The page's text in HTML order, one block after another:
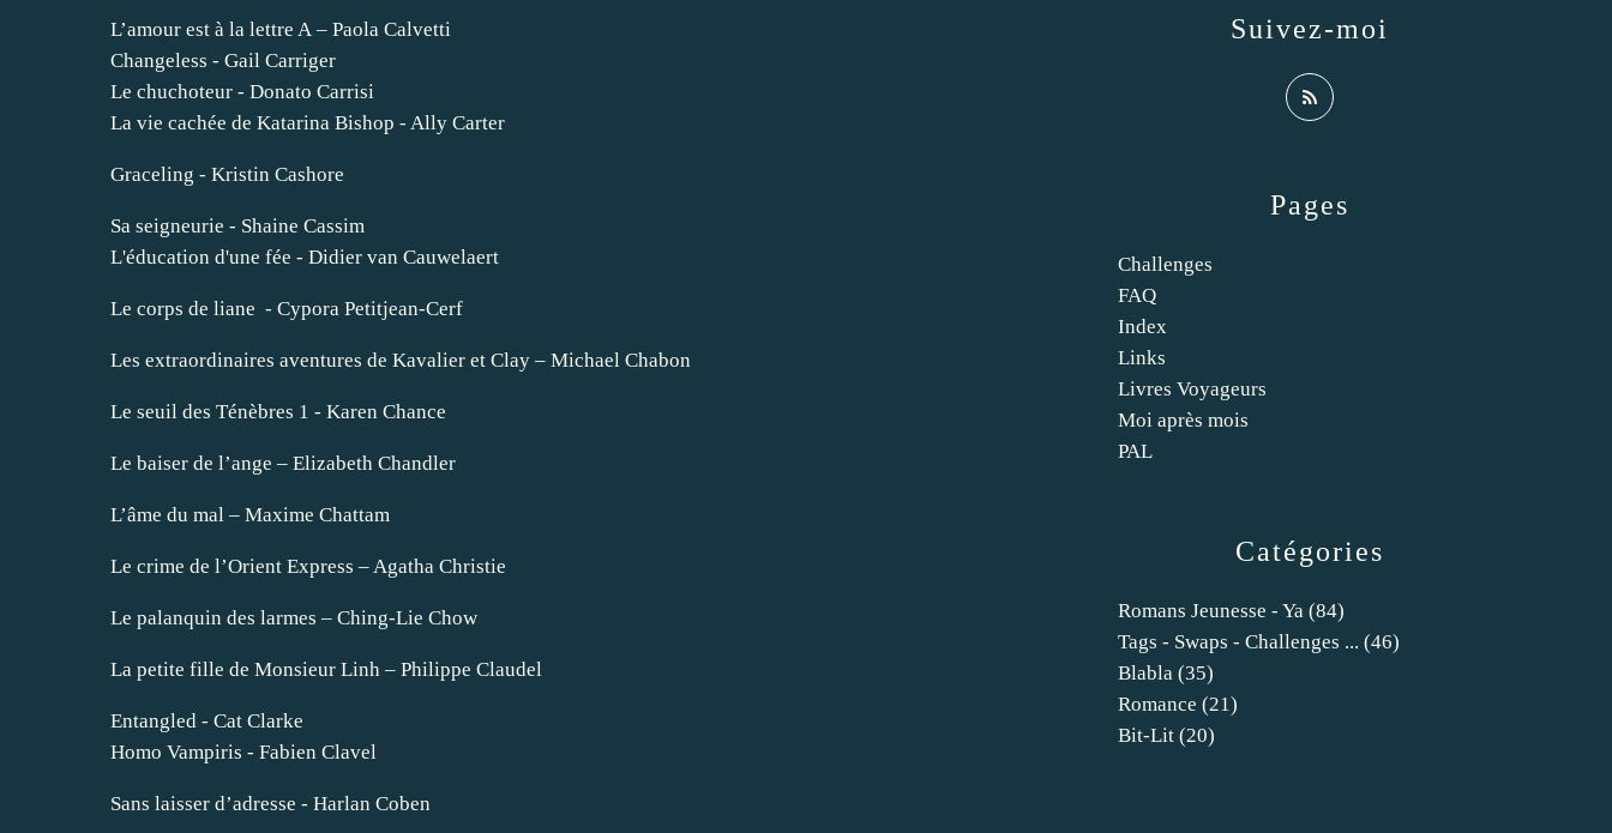
L’amour est à la lettre A – Paola Calvetti
Changeless - Gail Carriger
Le chuchoteur - Donato Carrisi
La vie cachée de Katarina Bishop - Ally Carter
Graceling - Kristin Cashore
Sa seigneurie - Shaine Cassim
L'éducation d'une fée - Didier van Cauwelaert
Le corps de liane - Cypora Petitjean-Cerf
Les extraordinaires aventures de Kavalier et Clay – Michael Chabon
Le seuil des Ténèbres 1 - Karen Chance
Le baiser de l’ange – Elizabeth Chandler
L’âme du mal – Maxime Chattam
Le crime de l’Orient Express – Agatha Christie
Le palanquin des larmes – Ching-Lie Chow
La petite fille de Monsieur Linh – Philippe Claudel
Entangled - Cat Clarke
Homo Vampiris - Fabien Clavel
Sans laisser d’adresse - Harlan Coben
Catégories
Romans Jeunesse - Ya (84)
Tags - Swaps - Challenges ... (46)
Blabla (35)
Romance (21)
Bit-Lit (20)
Pages
Challenges
FAQ
Index
Links
Livres Voyageurs
Moi après mois
PAL
Suivez-moi